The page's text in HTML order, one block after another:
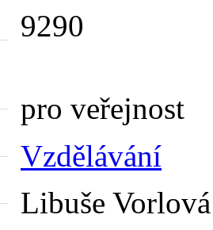
9290
pro veřejnost
Vzdělávání
Libuše Vorlová